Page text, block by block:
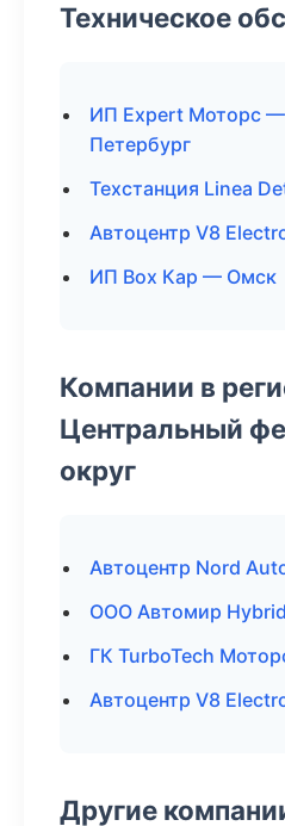
Техническое
ИП Expert Моторс
Петербург
Техстанция Linea
Автоцентр V8
ИП Box Кар — Омск
Компании в
Центральный
округ
Автоцентр Nord
ООО Автомир
ГК TurboTech
Автоцентр V8
Другие